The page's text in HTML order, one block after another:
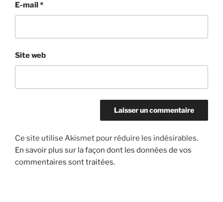
E-mail*
Site web
Ce site utilise Akismet pour réduire les indésirables.
En savoir plus sur la façon dont les données de vos
commentaires sont traitées.